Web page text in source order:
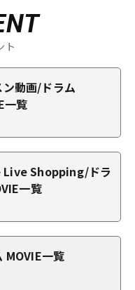
ト
ン動画/ドラム
一覧
Live Shopping/ドラ
一覧
MOVIE一覧